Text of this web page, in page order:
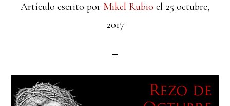
Artículo escrito por Mikel Rubio el 25 octubre,
2017